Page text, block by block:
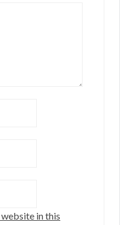
website in this